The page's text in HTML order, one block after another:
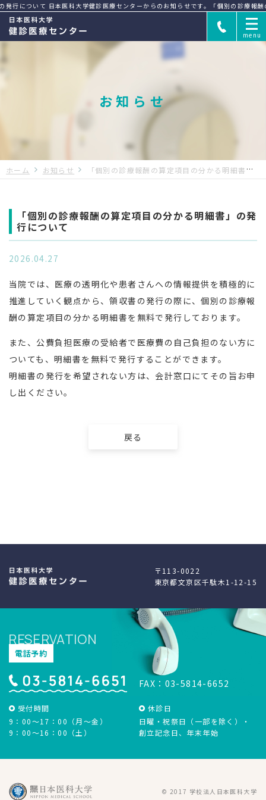
行について 日本医科大学健診医療センターからのお知らせです。 「個別の診療報
アミロイドPET検査 外国人のみなさまへ
PET検査とは
PET検査の流れ
検査コース オプション検査
検査お申し込み
お知らせ
ホーム お知らせ 「個別の診療報酬の算定項目の分かる明細書」の発行について
「個別の診療報酬の算定項目の分かる明細書」の発
行について
2026.04.27
当院では、 医療の透明化や患者さんへの情報提供を積極的に
推進していく観点から、領収書の発行の際に、個別の診療報
酬の算定項目の分かる明細書を無料で発行しておりま す。
また、 公費負担医療の受給者で医療費の自己負担のない方に
ついても、 明細書を無料で発行することができます。
明細書の発行を希望されない方は、 会計窓口にてその旨お申
し出ください。
戻る
〒113-0022
東京都文京区千駄木1-12-15
電話予約
RESERVATION
FAX：03-5814-6652
受付時間
9：00～17：00（月～金）
9：00～16：00（土）
休診日
日曜・祝祭日（一部を除く）・
創立記念日、年末年始
© 2017 学校法人日本医科大学